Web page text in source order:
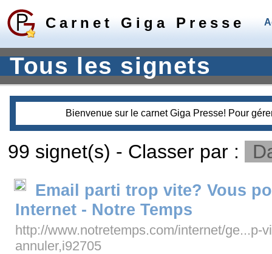
Carnet Giga Presse
Tous les signets
Bienvenue sur le carnet Giga Presse! Pour
99 signet(s) - Classer par :
Email parti trop vite? Vous
Internet - Notre Temps
http://www.notretemps.com/internet/ge...p-
annuler,i92705